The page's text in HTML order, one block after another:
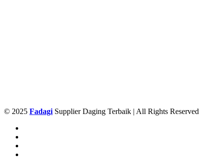
© 2025 Fadagi Supplier Daging Terbaik | All Rights Reserved